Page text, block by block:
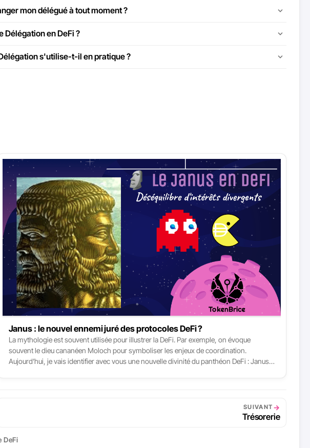
mon délégué à tout moment ?
Délégation en DeFi ?
s'utilise-t-il en pratique ?
Janus : le nouvel ennemi juré des protocoles DeFi ?
La mythologie est souvent utilisée pour illustrer la DeFi. Par exemple, on évoque
souvent le dieu cananéen Moloch pour symboliser les enjeux de coordination.
Aujourd’hui, je vais identifier avec vous une nouvelle divinité du panthéon DeFi : Janus.
SUIVANT →
Trésorerie
DeFi